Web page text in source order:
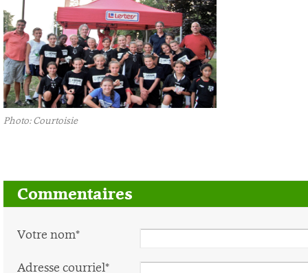
Photo: Courtoisie
Commentaires
Votre nom*
Adresse courriel*